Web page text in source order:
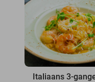
Italiaans 3-